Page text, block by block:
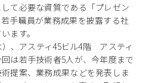
て必要な資質である「プレゼン
手職員が業務成果を披露する社
ます。
、アスティ45ビル4階 アスティ
は若手技術者5人が、今年度まで
提案、業務成果などを発表しま